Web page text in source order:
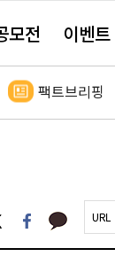
모전 이벤트
팩트브리핑
페
이
스
카
카 페
이
지